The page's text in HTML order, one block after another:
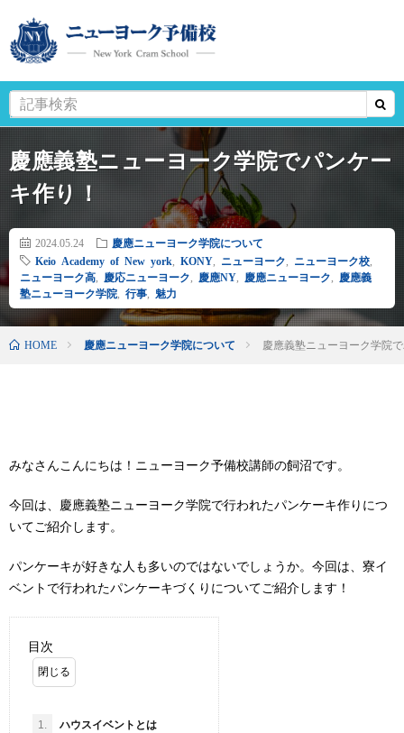
慶應義塾ニューヨーク学院でパンケー
キ作り！
2024.05.24
慶應ニューヨーク学院について
Keio Academy of New york
KONY ニューヨーク ニューヨーク校
ニューヨーク高
慶応ニューヨーク 慶應NY 慶應ニューヨーク
慶應義
塾ニューヨーク学院
行事 魅力
HOME 慶應ニューヨーク学院について 慶應義塾ニューヨーク学院
みなさんこんにちは！ニューヨーク予備校講師の飼沼です。
今回は、慶應義塾ニューヨーク学院で行われたパンケーキ作りにつ
いてご紹介します。
パンケーキが好きな人も多いのではないでしょうか。今回は、寮イ
ベントで行われたパンケーキづくりについてご紹介します！
目次
1. ハウスイベントとは